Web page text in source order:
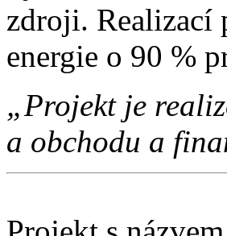
zdroji. Realizací
energie o 90 %
„Projekt je
a obchodu a